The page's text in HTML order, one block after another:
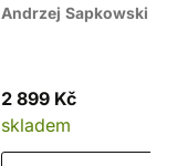
Chrám
Andrzej Sapkowski
2 899 Kč
skladem